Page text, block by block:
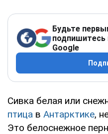
Будьте
подпишитесь
Google
Сивка белая или
птица в Антарктике,
Это белоснежное